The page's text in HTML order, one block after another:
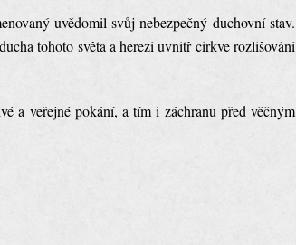
uvědomil svůj nebezpečný duchovní stav.
tohoto světa a herezí uvnitř církve rozlišování
a veřejné pokání, a tím i záchranu před věčným